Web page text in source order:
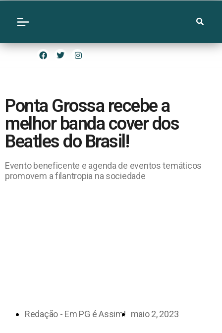
Ponta Grossa recebe a
melhor banda cover dos
Beatles do Brasil!
Evento beneficente e agenda de eventos temáticos
promovem a filantropia na sociedade
Redação - Em PG é Assim! maio 2, 2023